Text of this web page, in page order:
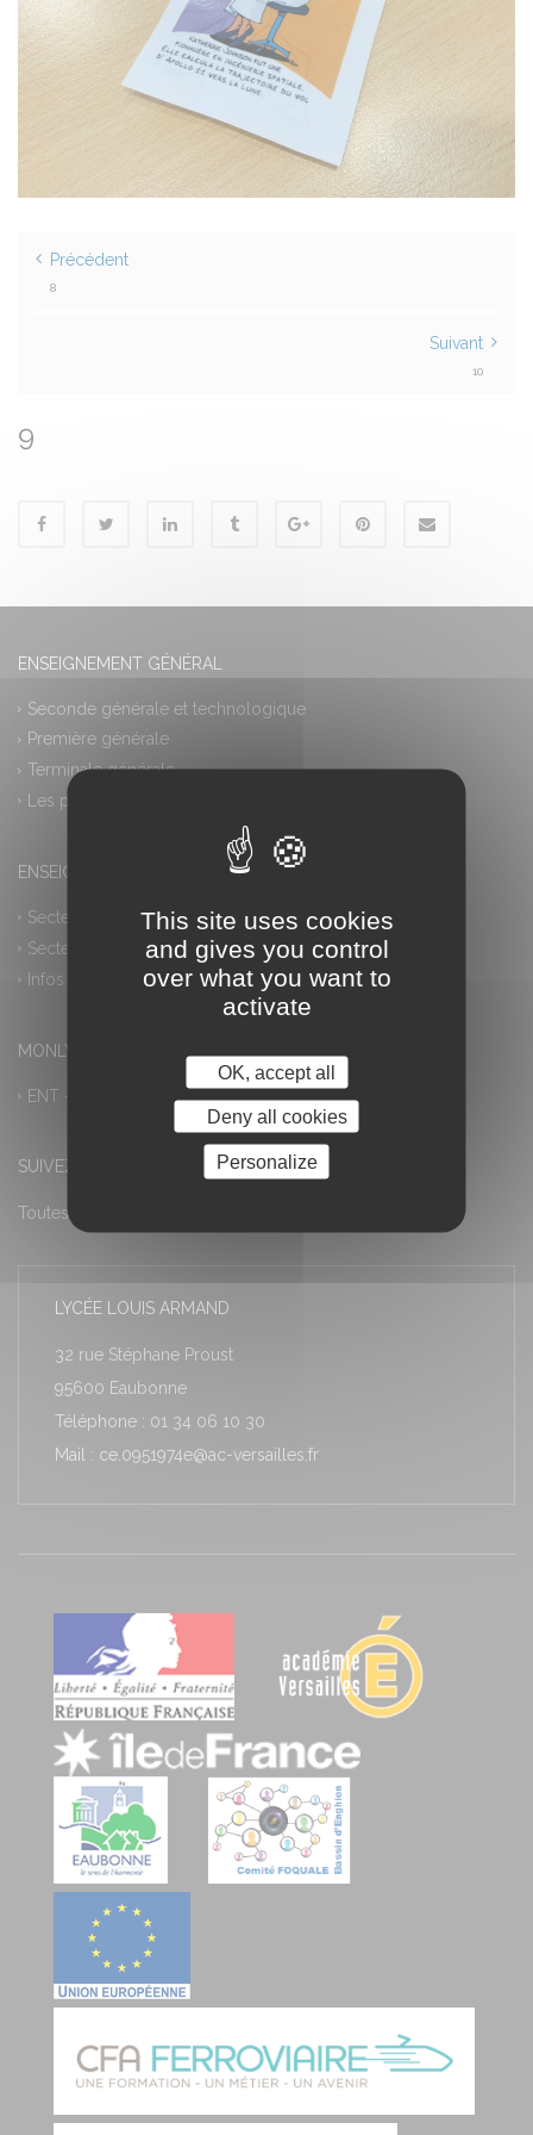
Précédent
8
Suivant
10
9
ENSEIGNEMENT GÉNÉRAL
Seconde générale et technologique
Première générale
Terminale générale
Les plus
ENSEIGNEMENT PROFESSIONNEL
Secteur industriel
Secteur tertiaire
Infos pratiques
MONLYCEE.NET (ENT) – PRONOTE
ENT – Accès à PRONOTE
SUIVEZ-NOUS
Toutes les actualités
LYCÉE LOUIS ARMAND
32 rue Stéphane Proust
95600 Eaubonne
Téléphone : 01 34 06 10 30
Mail : ce.0951974e@ac-versailles.fr
This site uses cookies
and gives you control
over what you want to
activate
OK, accept all
Deny all cookies
Personalize